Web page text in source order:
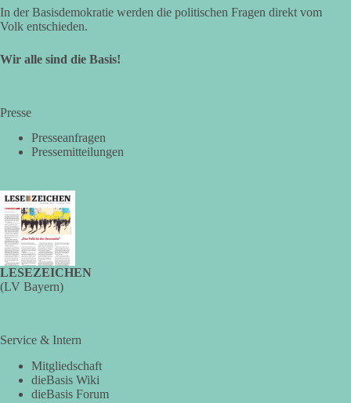
dürfen etablierte Macht nicht schützen.
🟩🟩🟦🟦🟥🟥🟧🟧
🤝 Jetzt Mitglied werden:
🔗 Quelle:
union-dagegen-a5567640.html
24 3
DieBasis
2 Tage(n) zuvor
❗️ Es ist keine Zensur. Es wurden lediglich überflüssige
Wer den schwarzen Balken kontrolliert, kontrolliert die
Geschichte.
🟩🟩🟦🟦🟥🟥🟧🟧
In der Basisdemokratie werden die politischen Fragen direkt vom
Volk entschieden.
Wir alle sind die Basis!
Presse
Presseanfragen
Pressemitteilungen
LESEZEICHEN
(LV Bayern)
Service & Intern
Mitgliedschaft
dieBasis Wiki
dieBasis Forum